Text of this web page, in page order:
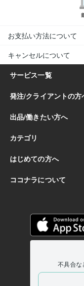
お支払い方法について
キャンセルについて